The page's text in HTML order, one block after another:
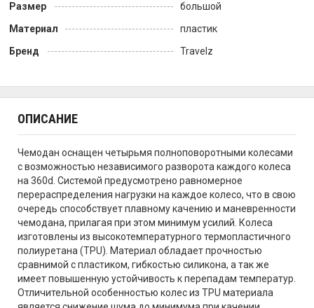
Размер
большой
Материал
пластик
Бренд
Travelz
ОПИСАНИЕ
Чемодан оснащен четырьмя полноповоротными колесами
с возможностью независимого разворота каждого колеса
на 360d. Системой предусмотрено равномерное
перераспределения нагрузки на каждое колесо, что в свою
очередь способствует плавному качению и маневренности
чемодана, прилагая при этом минимум усилий. Колеса
изготовлены из высокотемпературного термопластичного
полиуретана (TPU). Материал обладает прочностью
сравнимой с пластиком, гибкостью силикона, а так же
имеет повышенную устойчивость к перепадам температур.
Отличительной особенностью колес из TPU материала